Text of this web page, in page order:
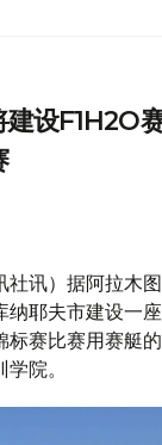
建设F1H2O
社讯）据阿拉木
纳耶夫市建设一
标赛比赛用赛艇
院。